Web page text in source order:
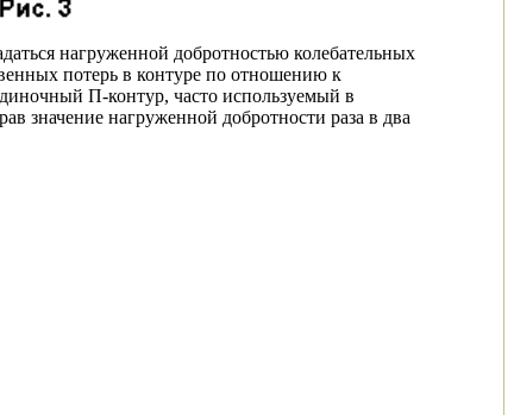
нагруженной добротностью колебательных
потерь в контуре по отношению к
П-контур, часто используемый в
значение нагруженной добротности раза в два